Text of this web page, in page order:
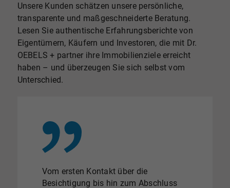
Unsere Kunden schätzen unsere persönliche,
transparente und maßgeschneiderte Beratung.
Lesen Sie authentische Erfahrungsberichte von
Eigentümern, Käufern und Investoren, die mit Dr.
OEBELS + partner ihre Immobilienziele erreicht
haben – und überzeugen Sie sich selbst vom
Unterschied.
Vom ersten Kontakt über die
Besichtigung bis hin zum Abschluss